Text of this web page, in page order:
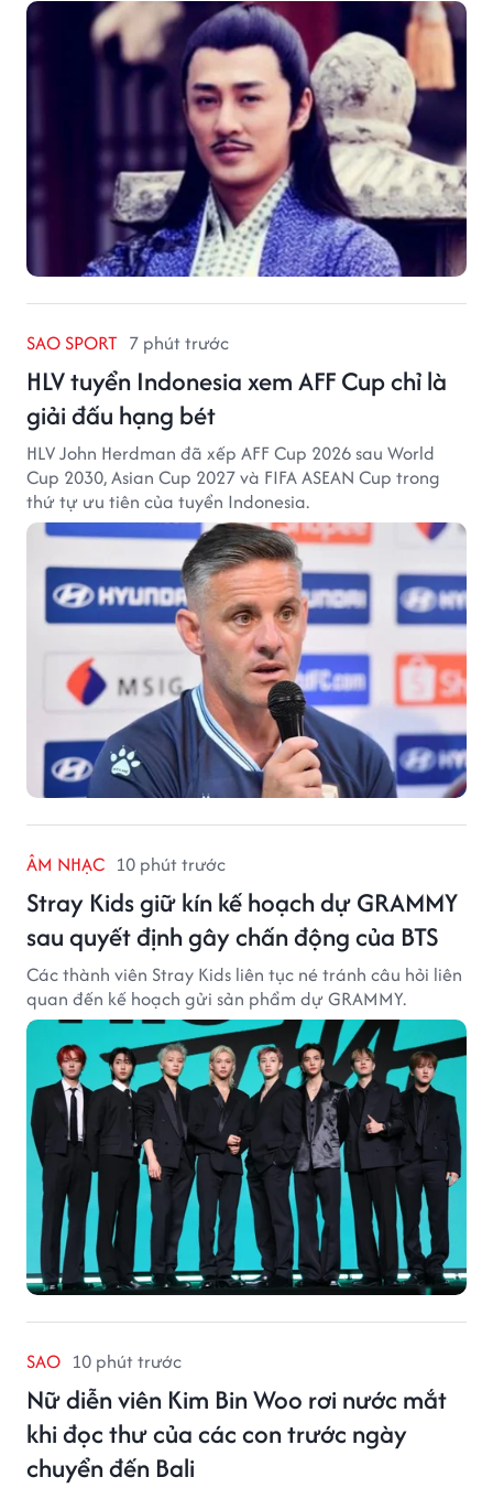
SAO SPORT 7 phút trước
HLV tuyển Indonesia xem AFF Cup chỉ là
giải đấu hạng bét
HLV John Herdman đã xếp AFF Cup 2026 sau World
Cup 2030, Asian Cup 2027 và FIFA ASEAN Cup trong
thứ tự ưu tiên của tuyển Indonesia.
ÂM NHẠC 10 phút trước
Stray Kids giữ kín kế hoạch dự GRAMMY
sau quyết định gây chấn động của BTS
Các thành viên Stray Kids liên tục né tránh câu hỏi liên
quan đến kế hoạch gửi sản phẩm dự GRAMMY.
SAO 10 phút trước
Nữ diễn viên Kim Bin Woo rơi nước mắt
khi đọc thư của các con trước ngày
chuyển đến Bali